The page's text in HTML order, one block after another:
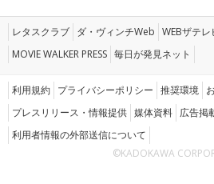
レタスクラブ ダ・ヴィンチWeb WEBザテ
MOVIE WALKER PRESS 毎日が発見ネット
利用規約 プライバシーポリシー 推奨環境
プレスリリース・情報提供 媒体資料 広告掲
利用者情報の外部送信について
©KADOKAWA